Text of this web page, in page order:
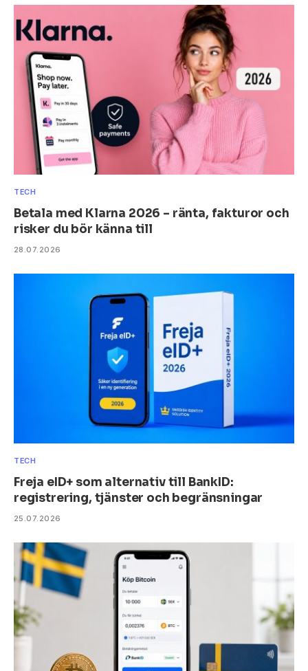
TECH
Betala med Klarna 2026 – ränta, fakturor och
risker du bör känna till
28.07.2026
TECH
Freja eID+ som alternativ till BankID:
registrering, tjänster och begränsningar
25.07.2026